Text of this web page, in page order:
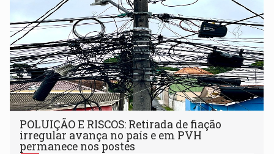
POLUIÇÃO E RISCOS: Retirada de fiação
irregular avança no país e em PVH
permanece nos postes